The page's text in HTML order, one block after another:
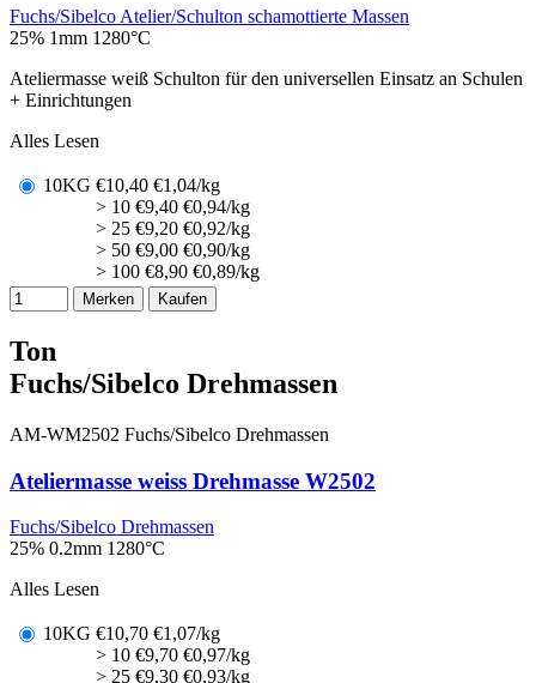
Fuchs/Sibelco Atelier/Schulton schamottierte Massen
25% 1mm 1280°C
Ateliermasse weiß Schulton für den universellen Einsatz an Schulen
+ Einrichtungen
Alles Lesen
10KG €10,40 €1,04/kg
> 10 €9,40 €0,94/kg
> 25 €9,20 €0,92/kg
> 50 €9,00 €0,90/kg
> 100 €8,90 €0,89/kg
Merken Kaufen
Ton
Fuchs/Sibelco Drehmassen
AM-WM2502 Fuchs/Sibelco Drehmassen
Ateliermasse weiss Drehmasse W2502
Fuchs/Sibelco Drehmassen
25% 0.2mm 1280°C
Alles Lesen
10KG €10,70 €1,07/kg
> 10 €9,70 €0,97/kg
> 25 €9,30 €0,93/kg